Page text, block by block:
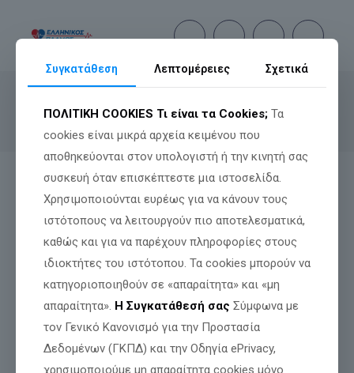
Διαύγεια
Πολυτεχνείου 45,
Θεσσαλονίκη
T.K.: 54625
Συγκατάθεση Λεπτομέρειες Σχετικά
ΠΟΛΙΤΙΚΗ COOKIES Τι είναι τα Cookies; Τα
cookies είναι μικρά αρχεία κειμένου που
αποθηκεύονται στον υπολογιστή ή την κινητή σας
συσκευή όταν επισκέπτεστε μια ιστοσελίδα.
Χρησιμοποιούνται ευρέως για να κάνουν τους
ιστότοπους να λειτουργούν πιο αποτελεσματικά,
καθώς και για να παρέχουν πληροφορίες στους
ιδιοκτήτες του ιστότοπου. Τα cookies μπορούν να
κατηγοριοποιηθούν σε «απαραίτητα» και «μη
απαραίτητα». Η Συγκατάθεσή σας Σύμφωνα με
τον Γενικό Κανονισμό για την Προστασία
Δεδομένων (ΓΚΠΔ) και την Οδηγία ePrivacy,
χρησιμοποιούμε μη απαραίτητα cookies μόνο